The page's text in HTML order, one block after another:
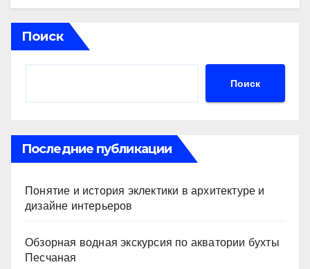
at
s
A
e
gr
a
er
n
ki
р
ть
Поиск
Поиск
Последние публикации
Понятие и история эклектики в архитектуре и
дизайне интерьеров
Обзорная водная экскурсия по акватории бухты
Песчаная